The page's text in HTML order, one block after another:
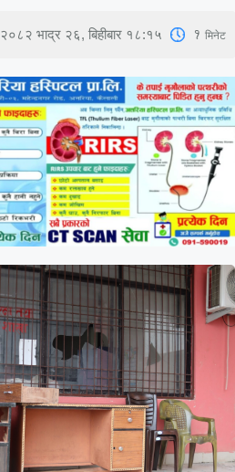
२०८२ भाद्र २६, बिहीबार १८:१५ 1 मिनेट